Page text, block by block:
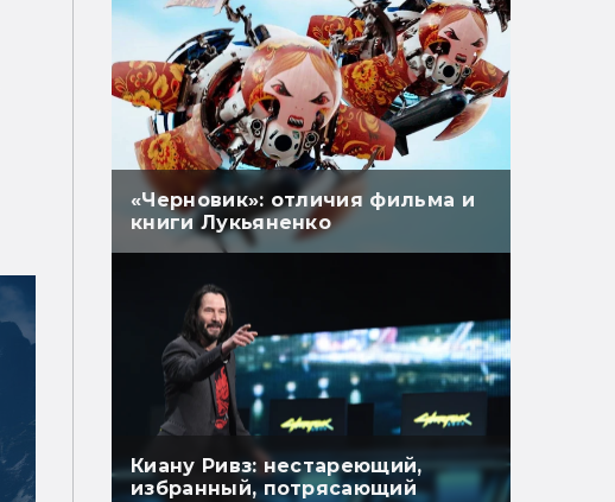
«Черновик»: отличия фильма и
книги Лукьяненко
Киану Ривз: нестареющий,
избранный, потрясающий